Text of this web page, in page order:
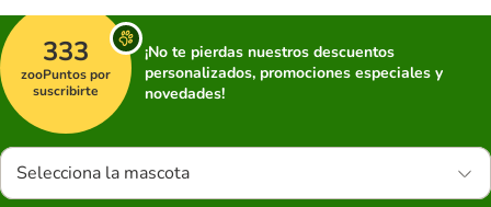
333
zooPuntos por
suscribirte
¡No te pierdas nuestros descuentos
personalizados, promociones especiales y
novedades!
Selecciona la mascota